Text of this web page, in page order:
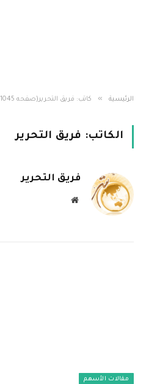
الرئيسية » كاتب: فريق التحرير(صفحه 1045)
الكاتب: فريق التحرير
فريق التحرير
موقع
مقالات الأسهم